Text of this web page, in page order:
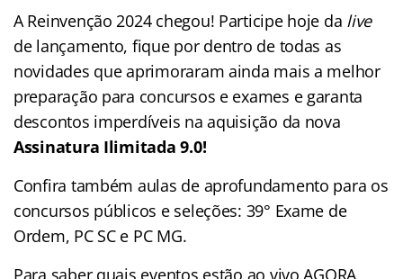
A Reinvenção 2024 chegou! Participe hoje da live
de lançamento, fique por dentro de todas as
novidades que aprimoraram ainda mais a melhor
preparação para concursos e exames e garanta
descontos imperdíveis na aquisição da nova
Assinatura Ilimitada 9.0!
Confira também aulas de aprofundamento para os
concursos públicos e seleções: 39° Exame de
Ordem, PC SC e PC MG.
Para saber quais eventos estão ao vivo AGORA,